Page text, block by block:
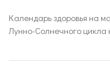
Календарь здоровья на
Лунно-Солнечного цикла